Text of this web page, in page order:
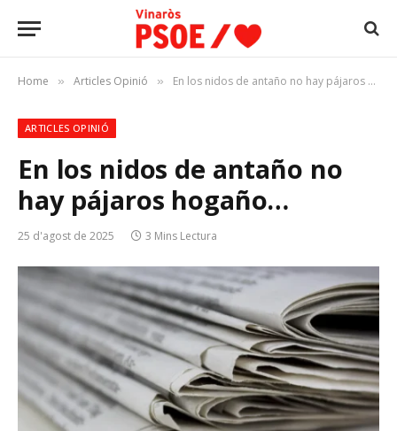
Home » Articles Opinió » En los nidos de antaño no hay pájaros hogaño…
ARTICLES OPINIÓ
En los nidos de antaño no
hay pájaros hogaño…
25 d'agost de 2025 3 Mins Lectura